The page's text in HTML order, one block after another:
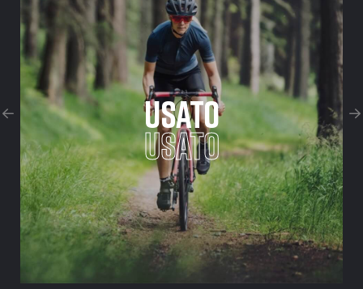
USATO
USATO